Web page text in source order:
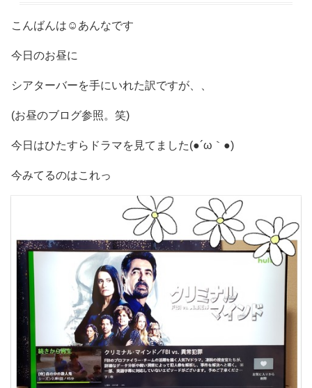
こんばんは☺️あんなです
今日のお昼に
シアターバーを手にいれた訳ですが、、
(お昼のブログ参照。笑)
今日はひたすらドラマを見てました(●´ω｀●)
今みてるのはこれっ